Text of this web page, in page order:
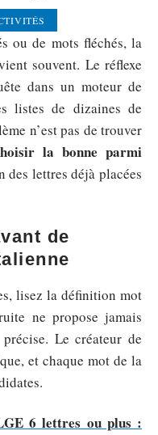
ou de mots fléchés, la
souvent. Le réflexe
dans un moteur de
listes de dizaines de
n’est pas de trouver
la bonne parmi
des lettres déjà placées
de
lisez la définition mot
ne propose jamais
Le créateur de
et chaque mot de la
6 lettres ou plus :